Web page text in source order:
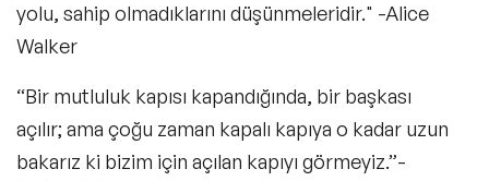
yolu, sahip olmadıklarını düşünmeleridir." -Alice
Walker
“Bir mutluluk kapısı kapandığında, bir başkası
açılır; ama çoğu zaman kapalı kapıya o kadar uzun
bakarız ki bizim için açılan kapıyı görmeyiz.”-